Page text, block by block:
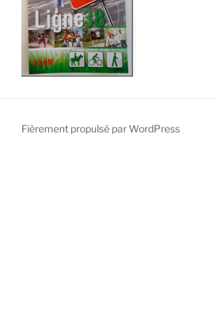
Fièrement propulsé par WordPress